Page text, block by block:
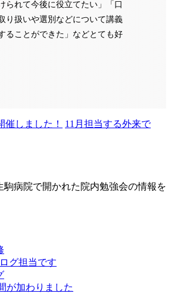
られて今後に役立てたい」「口
り扱いや選別などについて講義
ることができた」などとても好
催しました！
11月担当する外来で
駒病院で開かれた院内勉強会の情報を
グ担当です
が加わりました